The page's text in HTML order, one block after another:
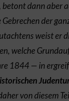
dann aber
der
weist
welche
1844 — in
von diesem